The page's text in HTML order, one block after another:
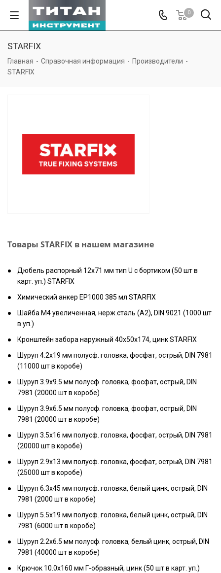
0
STARFIX
Главная - Справочная информация - Производители -
STARFIX
Товары STARFIX в нашем магазине
Дюбель распорный 12х71 мм тип U с бортиком (50 шт в
карт. уп.) STARFIX
Химический анкер EP1000 385 мл STARFIX
Шайба М4 увеличенная, нерж.сталь (А2), DIN 9021 (1000 шт
в уп.)
Кронштейн забора наружный 40х50х174, цинк STARFIX
Шуруп 4.2х19 мм полусф. головка, фосфат, острый, DIN 7981
(11000 шт в коробе)
Шуруп 3.9х9.5 мм полусф. головка, фосфат, острый, DIN
7981 (20000 шт в коробе)
Шуруп 3.9х6.5 мм полусф. головка, фосфат, острый, DIN
7981 (20000 шт в коробе)
Шуруп 3.5х16 мм полусф. головка, фосфат, острый, DIN 7981
(20000 шт в коробе)
Шуруп 2.9х13 мм полусф. головка, фосфат, острый, DIN 7981
(25000 шт в коробе)
Шуруп 6.3х45 мм полусф. головка, белый цинк, острый, DIN
7981 (2000 шт в коробе)
Шуруп 5.5х19 мм полусф. головка, белый цинк, острый, DIN
7981 (6000 шт в коробе)
Шуруп 2.2х6.5 мм полусф. головка, белый цинк, острый, DIN
7981 (40000 шт в коробе)
Крючок 10.0х160 мм Г-образный, цинк (50 шт в карт. уп.)